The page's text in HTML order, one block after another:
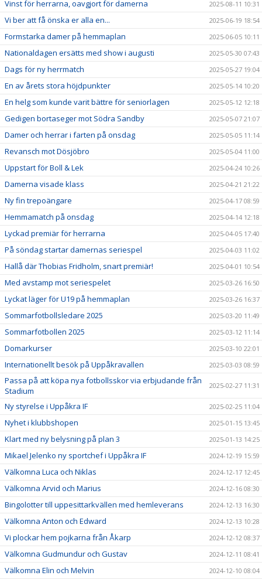
Vinst för herrarna, oavgjort för damerna 2025-08-11 10:31
Vi ber att få önska er alla en... 2025-06-19 18:54
Formstarka damer på hemmaplan 2025-06-05 10:11
Nationaldagen ersätts med show i augusti 2025-05-30 07:43
Dags för ny herrmatch 2025-05-27 19:04
En av årets stora höjdpunkter 2025-05-14 10:20
En helg som kunde varit bättre för seniorlagen 2025-05-12 12:18
Gedigen bortaseger mot Södra Sandby 2025-05-07 21:07
Damer och herrar i farten på onsdag 2025-05-05 11:14
Revansch mot Dösjöbro 2025-05-04 11:00
Uppstart för Boll & Lek 2025-04-24 10:26
Damerna visade klass 2025-04-21 21:22
Ny fin trepoängare 2025-04-17 08:59
Hemmamatch på onsdag 2025-04-14 12:18
Lyckad premiär för herrarna 2025-04-05 17:40
På söndag startar damernas seriespel 2025-04-03 11:02
Hallå där Thobias Fridholm, snart premiär! 2025-04-01 10:54
Med avstamp mot seriespelet 2025-03-26 16:50
Lyckat läger för U19 på hemmaplan 2025-03-26 16:37
Sommarfotbollsledare 2025 2025-03-20 11:49
Sommarfotbollen 2025 2025-03-12 11:14
Domarkurser 2025-03-10 22:01
Internationellt besök på Uppåkravallen 2025-03-03 08:59
Passa på att köpa nya fotbollsskor via erbjudande från
Stadium
2025-02-27 11:31
Ny styrelse i Uppåkra IF 2025-02-25 11:04
Nyhet i klubbshopen 2025-01-15 13:45
Klart med ny belysning på plan 3 2025-01-13 14:25
Mikael Jelenko ny sportchef i Uppåkra IF 2024-12-19 15:59
Välkomna Luca och Niklas 2024-12-17 12:45
Välkomna Arvid och Marius 2024-12-16 08:30
Bingolotter till uppesittarkvällen med hemleverans 2024-12-13 16:30
Välkomna Anton och Edward 2024-12-13 10:28
Vi plockar hem pojkarna från Åkarp 2024-12-12 08:37
Välkomna Gudmundur och Gustav 2024-12-11 08:41
Välkomna Elin och Melvin 2024-12-10 08:04